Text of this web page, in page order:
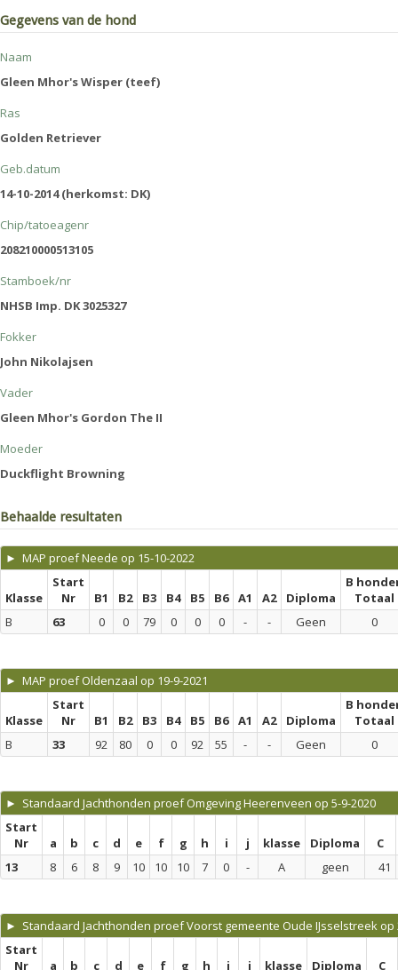
Gegevens van de hond
Naam
Gleen Mhor's Wisper (teef)
Ras
Golden Retriever
Geb.datum
14-10-2014 (herkomst: DK)
Chip/tatoeagenr
208210000513105
Stamboek/nr
NHSB Imp. DK 3025327
Fokker
John Nikolajsen
Vader
Gleen Mhor's Gordon The II
Moeder
Duckflight Browning
Behaalde resultaten
► MAP proef Neede op 15-10-2022
Klasse
Start
Nr
B1 B2 B3 B4 B5 B6 A1 A2 Diploma
B
Totaal
B
63 0 0 79 0 0 0 - - Geen 0
► MAP proef Oldenzaal op 19-9-2021
Klasse
Start
Nr
B1 B2 B3 B4 B5 B6 A1 A2 Diploma
B
Totaal
B
33 92 80 0 0 92 55 - - Geen 0
► Standaard Jachthonden proef Omgeving Heerenveen op 5-9-2020
Start
Nr
a b c d e f g h i j klasse Diploma
C
13
8 6 8 9 10 10 10 7 0 - A geen 41
► Standaard Jachthonden proef Voorst gemeente Oude IJsselstreek op
Start
Nr
a b c d e f g h i j klasse Diploma
C